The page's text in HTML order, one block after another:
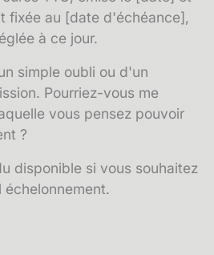
fixée au [date d'échéance],
à ce jour.
simple oubli ou d'un
Pourriez-vous me
vous pensez pouvoir
?
disponible si vous souhaitez